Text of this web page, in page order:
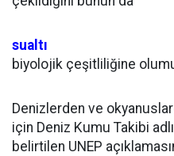
sualtı
biyolojik çeşitliliğine
Denizlerden ve
için Deniz Kumu Takibi
belirtilen UNEP